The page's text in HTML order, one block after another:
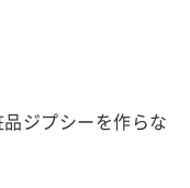
ジプシーを作らな